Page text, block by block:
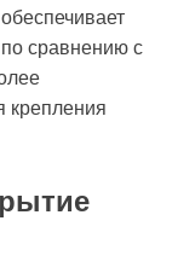
сравнению с
крепления